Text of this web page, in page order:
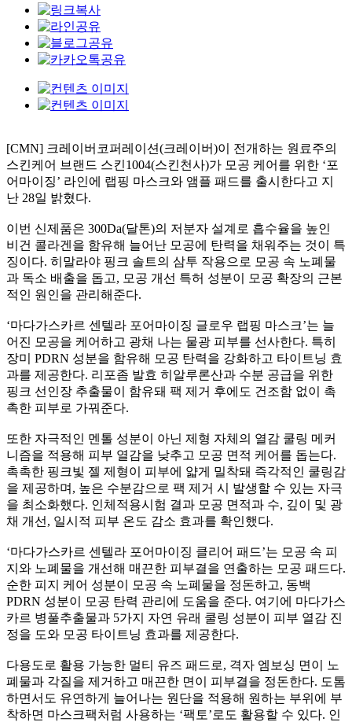
[CMN] 크레이버코퍼레이션(크레이버)이 전개하는 원료주의
스킨케어 브랜드 스킨1004(스킨천사)가 모공 케어를 위한 ‘포
어마이징’ 라인에 랩핑 마스크와 앰플 패드를 출시한다고 지
난 28일 밝혔다.
이번 신제품은 300Da(달톤)의 저분자 설계로 흡수율을 높인
비건 콜라겐을 함유해 늘어난 모공에 탄력을 채워주는 것이 특
징이다. 히말라야 핑크 솔트의 삼투 작용으로 모공 속 노폐물
과 독소 배출을 돕고, 모공 개선 특허 성분이 모공 확장의 근본
적인 원인을 관리해준다.
‘마다가스카르 센텔라 포어마이징 글로우 랩핑 마스크’는 늘
어진 모공을 케어하고 광채 나는 물광 피부를 선사한다. 특히
장미 PDRN 성분을 함유해 모공 탄력을 강화하고 타이트닝 효
과를 제공한다. 리포좀 발효 히알루론산과 수분 공급을 위한
핑크 선인장 추출물이 함유돼 팩 제거 후에도 건조함 없이 촉
촉한 피부로 가꿔준다.
또한 자극적인 멘톨 성분이 아닌 제형 자체의 열감 쿨링 메커
니즘을 적용해 피부 열감을 낮추고 모공 면적 케어를 돕는다.
촉촉한 핑크빛 젤 제형이 피부에 얇게 밀착돼 즉각적인 쿨링감
을 제공하며, 높은 수분감으로 팩 제거 시 발생할 수 있는 자극
을 최소화했다. 인체적용시험 결과 모공 면적과 수, 깊이 및 광
채 개선, 일시적 피부 온도 감소 효과를 확인했다.
‘마다가스카르 센텔라 포어마이징 클리어 패드’는 모공 속 피
지와 노폐물을 개선해 매끈한 피부결을 연출하는 모공 패드다.
순한 피지 케어 성분이 모공 속 노폐물을 정돈하고, 동백
PDRN 성분이 모공 탄력 관리에 도움을 준다. 여기에 마다가스
카르 병풀추출물과 5가지 자연 유래 쿨링 성분이 피부 열감 진
정을 도와 모공 타이트닝 효과를 제공한다.
다용도로 활용 가능한 멀티 유즈 패드로, 격자 엠보싱 면이 노
폐물과 각질을 제거하고 매끈한 면이 피부결을 정돈한다. 도톰
하면서도 유연하게 늘어나는 원단을 적용해 원하는 부위에 부
착하면 마스크팩처럼 사용하는 ‘팩토’로도 활용할 수 있다. 인